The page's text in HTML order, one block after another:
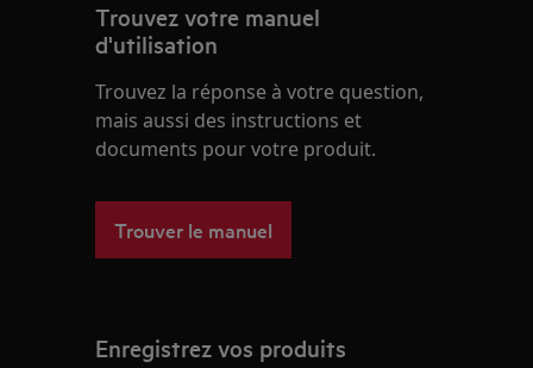
Trouvez votre manuel
d'utilisation
Trouvez la réponse à votre question,
mais aussi des instructions et
documents pour votre produit.
Trouver le manuel
Enregistrez vos produits